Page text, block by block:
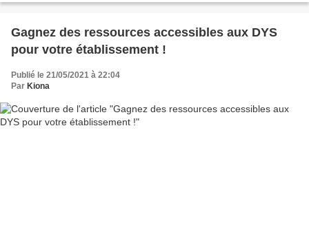
Gagnez des ressources accessibles aux DYS
pour votre établissement !
Publié le 21/05/2021 à 22:04
Par Kiona